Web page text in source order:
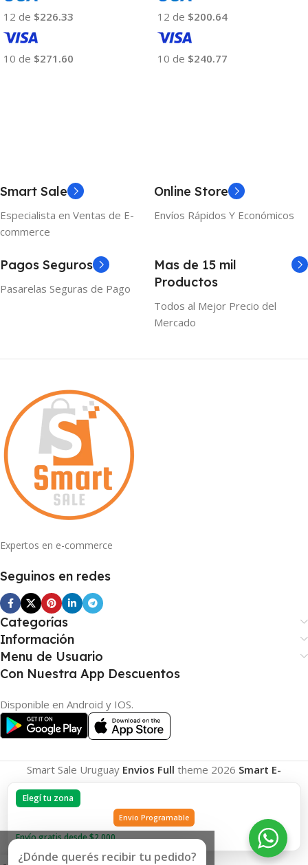
Elegí tu zona
Envio Programable
Envío gratis desde $2.000
12 de $226.33
10 de $271.60
12 de $200.64
10 de $240.77
Smart Sale
Especialista en Ventas de E-
commerce
Online Store
Envíos Rápidos Y Económicos
Pagos Seguros
Pasarelas Seguras de Pago
Mas de 15 mil
Productos
Todos al Mejor Precio del
Mercado
Expertos en e-commerce
Seguinos en redes
Categorías
Información
Menu de Usuario
Con Nuestra App Descuentos
Disponible en Android y IOS.
Smart Sale Uruguay Envios Full theme 2026 Smart E-
Commerce.
¿Dónde querés recibir tu pedido?